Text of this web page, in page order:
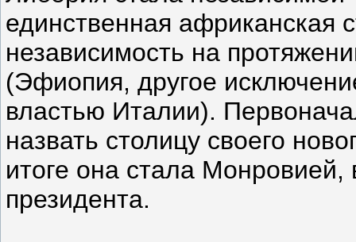
единственная африканская
независимость на
(Эфиопия, другое
властью Италии).
назвать столицу своего
итоге она стала Монровией,
президента.